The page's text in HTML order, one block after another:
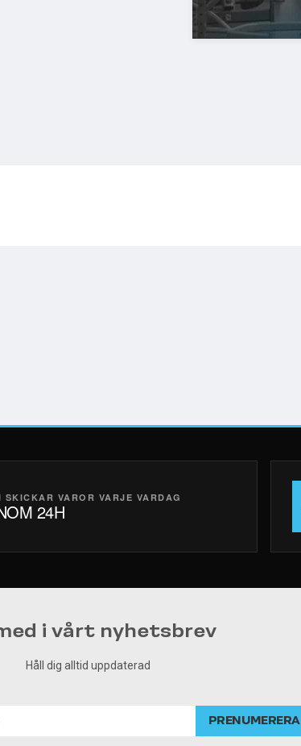
SKICKAR VAROR VARJE VARDAG
24H
i vårt nyhetsbrev
Håll dig alltid uppdaterad
PRENUMERERA